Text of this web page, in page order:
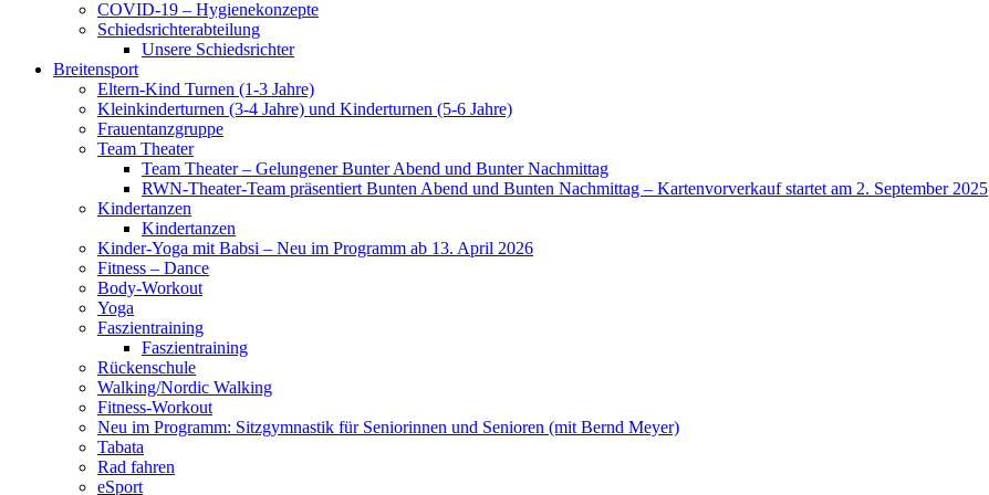
COVID-19 – Hygienekonzepte
Schiedsrichterabteilung
Unsere Schiedsrichter
Breitensport
Eltern-Kind Turnen (1-3 Jahre)
Kleinkinderturnen (3-4 Jahre) und Kinderturnen (5-6 Jahre)
Frauentanzgruppe
Team Theater
Team Theater – Gelungener Bunter Abend und Bunter Nachmittag
RWN-Theater-Team präsentiert Bunten Abend und Bunten Nachmittag – Kartenvorverkauf startet am 2. September 2025
Kindertanzen
Kindertanzen
Kinder-Yoga mit Babsi – Neu im Programm ab 13. April 2026
Fitness – Dance
Body-Workout
Yoga
Faszientraining
Faszientraining
Rückenschule
Walking/Nordic Walking
Fitness-Workout
Neu im Programm: Sitzgymnastik für Seniorinnen und Senioren (mit Bernd Meyer)
Tabata
Rad fahren
eSport